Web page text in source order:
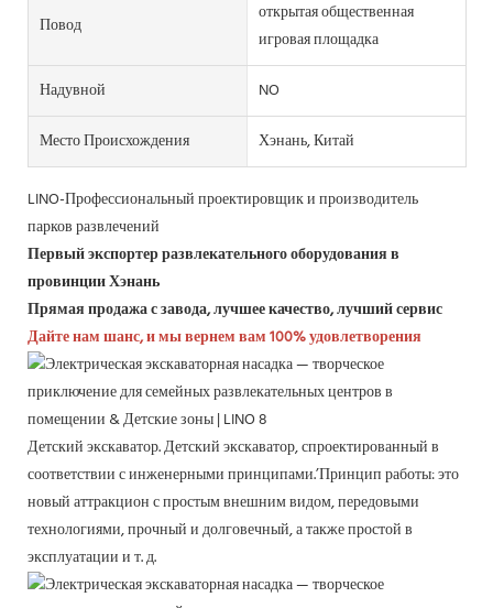
Повод
открытая общественная
игровая площадка
Надувной
NO
Место Происхождения
Хэнань, Китай
LINO-Профессиональный проектировщик и производитель
парков развлечений
Первый экспортер развлекательного оборудования в
провинции Хэнань
Прямая продажа с завода, лучшее качество, лучший сервис
Дайте нам шанс, и мы вернем вам 100% удовлетворения
Детский экскаватор. Детский экскаватор, спроектированный в
соответствии с инженерными принципами.’Принцип работы: это
новый аттракцион с простым внешним видом, передовыми
технологиями, прочный и долговечный, а также простой в
эксплуатации и т. д.